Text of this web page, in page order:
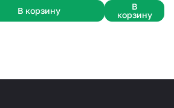
В корзину
В
корзину